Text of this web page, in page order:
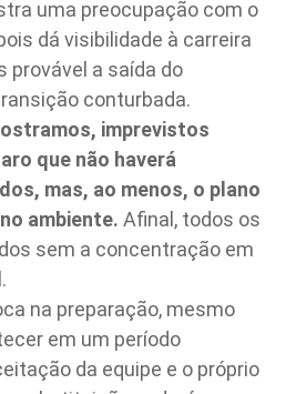
uma preocupação com o
dá visibilidade à carreira
provável a saída do
conturbada.
imprevistos
que não haverá
mas, ao menos, o plano
ambiente. Afinal, todos os
sem a concentração em
na preparação, mesmo
em um período
da equipe e o próprio